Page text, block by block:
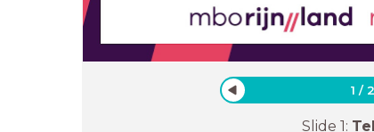
1 /
Slide 1: